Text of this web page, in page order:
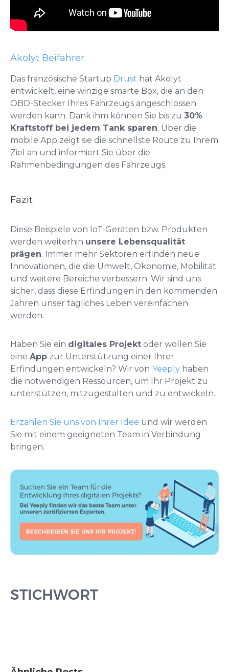
Akolyt Beifahrer
Das französische Startup Drust hat Akolyt
entwickelt, eine winzige smarte Box, die an den
OBD-Stecker Ihres Fahrzeugs angeschlossen
werden kann. Dank ihm können Sie bis zu 30%
Kraftstoff bei jedem Tank sparen. Über die
mobile App zeigt sie die schnellste Route zu Ihrem
Ziel an und informiert Sie über die
Rahmenbedingungen des Fahrzeugs.
Fazit
Diese Beispiele von IoT-Geräten bzw. Produkten
werden weiterhin unsere Lebensqualität
prägen. Immer mehr Sektoren erfinden neue
Innovationen, die die Umwelt, Ökonomie, Mobilität
und weitere Bereiche verbessern. Wir sind uns
sicher, dass diese Erfindungen in den kommenden
Jahren unser tägliches Leben vereinfachen
werden.
Haben Sie ein digitales Projekt oder wollen Sie
eine App zur Unterstützung einer Ihrer
Erfindungen entwickeln? Wir von Yeeply haben
die notwendigen Ressourcen, um Ihr Projekt zu
unterstützen, mitzugestalten und zu entwickeln.
Erzählen Sie uns von Ihrer Idee und wir werden
Sie mit einem geeigneten Team in Verbindung
bringen.
STICHWORT